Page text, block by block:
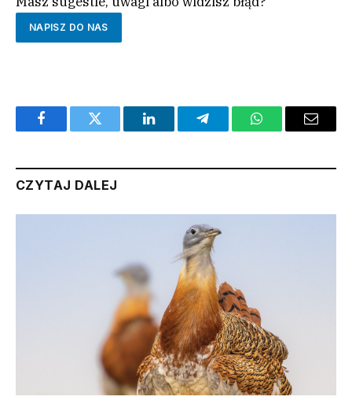
NAPISZ DO NAS
FacebookTwitter LinkedInTelegramWhatsAppEmail
CZYTAJ DALEJ